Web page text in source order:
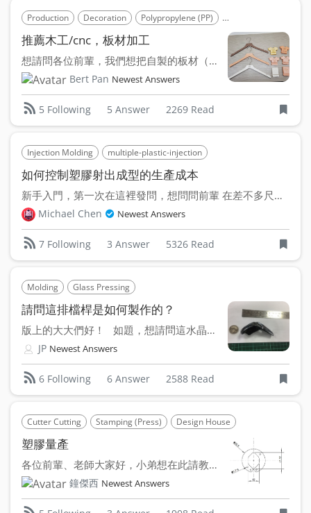
Production Decoration Polypropylene (PP) Polyethylene
推薦木工/cnc，板材加工
想請問各位前輩，我們想把自製的板材（PP+PET合金) 加...
Bert Pan Newest Answers
5 Following 5 Answer 2269 Read
Injection Molding multiple-plastic-injection
如何控制塑膠射出成型的生產成本
新手入門，第一次在這裡發問，想問問前輩 在差不多尺寸跟造...
Michael Chen Newest Answers
7 Following 3 Answer 5326 Read
Molding Glass Pressing
請問這排檔桿是如何製作的？
版上的大大們好！ 如題，想請問這水晶排檔桿是如何製...
JP Newest Answers
6 Following 6 Answer 2588 Read
Cutter Cutting Stamping (Press) Design House
塑膠量產
各位前輩、老師大家好，小弟想在此請教各位一些問題，還請各位...
鐘傑西 Newest Answers